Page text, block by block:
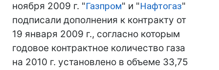
ноября 2009 г. "Газпром" и "Нафтогаз"
подписали дополнения к контракту от
19 января 2009 г., согласно которым
годовое контрактное количество газа
на 2010 г. установлено в объеме 33,75